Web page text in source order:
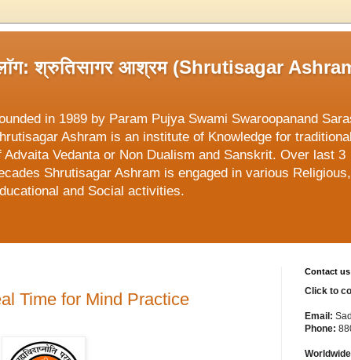
श्रुतिसागर आश्रम (Shrutisagar
in 1989 by Param Pujya Swami Swaroopanand
Ashram is an institute of Knowledge for
Advaita Vedanta or Non Dualism and Sanskrit. Over last 3
Shrutisagar Ashram is engaged in various Religious,
and Social activities.
Time for Mind Practice
Contact us
Click to
Email:
Phone: